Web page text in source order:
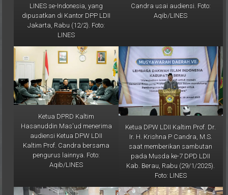
dipusatkan di Kantor DPP LDII
Jakarta, Rabu (12/2). Foto:
LINES
Aqib/LINES
Ketua DPRD Kaltim
Hasanuddin Mas'ud menerima
audiensi Ketua DPW LDII
Kaltim Prof. Candra bersama
pengurus lainnya. Foto:
Aqib/LINES
Ketua DPW LDII Kaltim Prof. Dr.
Ir. H. Krishna P Candra, M.S.
saat memberikan sambutan
pada Musda ke-7 DPD LDII
Kab. Berau, Rabu (29/1/2025).
Foto: LINES